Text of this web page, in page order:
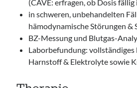
(CAVE: erfragen, ob Dosis fällig
in schweren, unbehandelten
hämodynamische Störungen &
BZ-Messung und Blutgas-
Laborbefundung:
Harnstoff & Elektrolyte sowie